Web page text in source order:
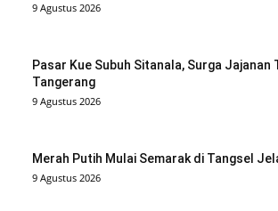
9 Agustus 2026
Pasar Kue Subuh Sitanala, Surga Jajanan
Tangerang
9 Agustus 2026
Merah Putih Mulai Semarak di Tangsel
9 Agustus 2026